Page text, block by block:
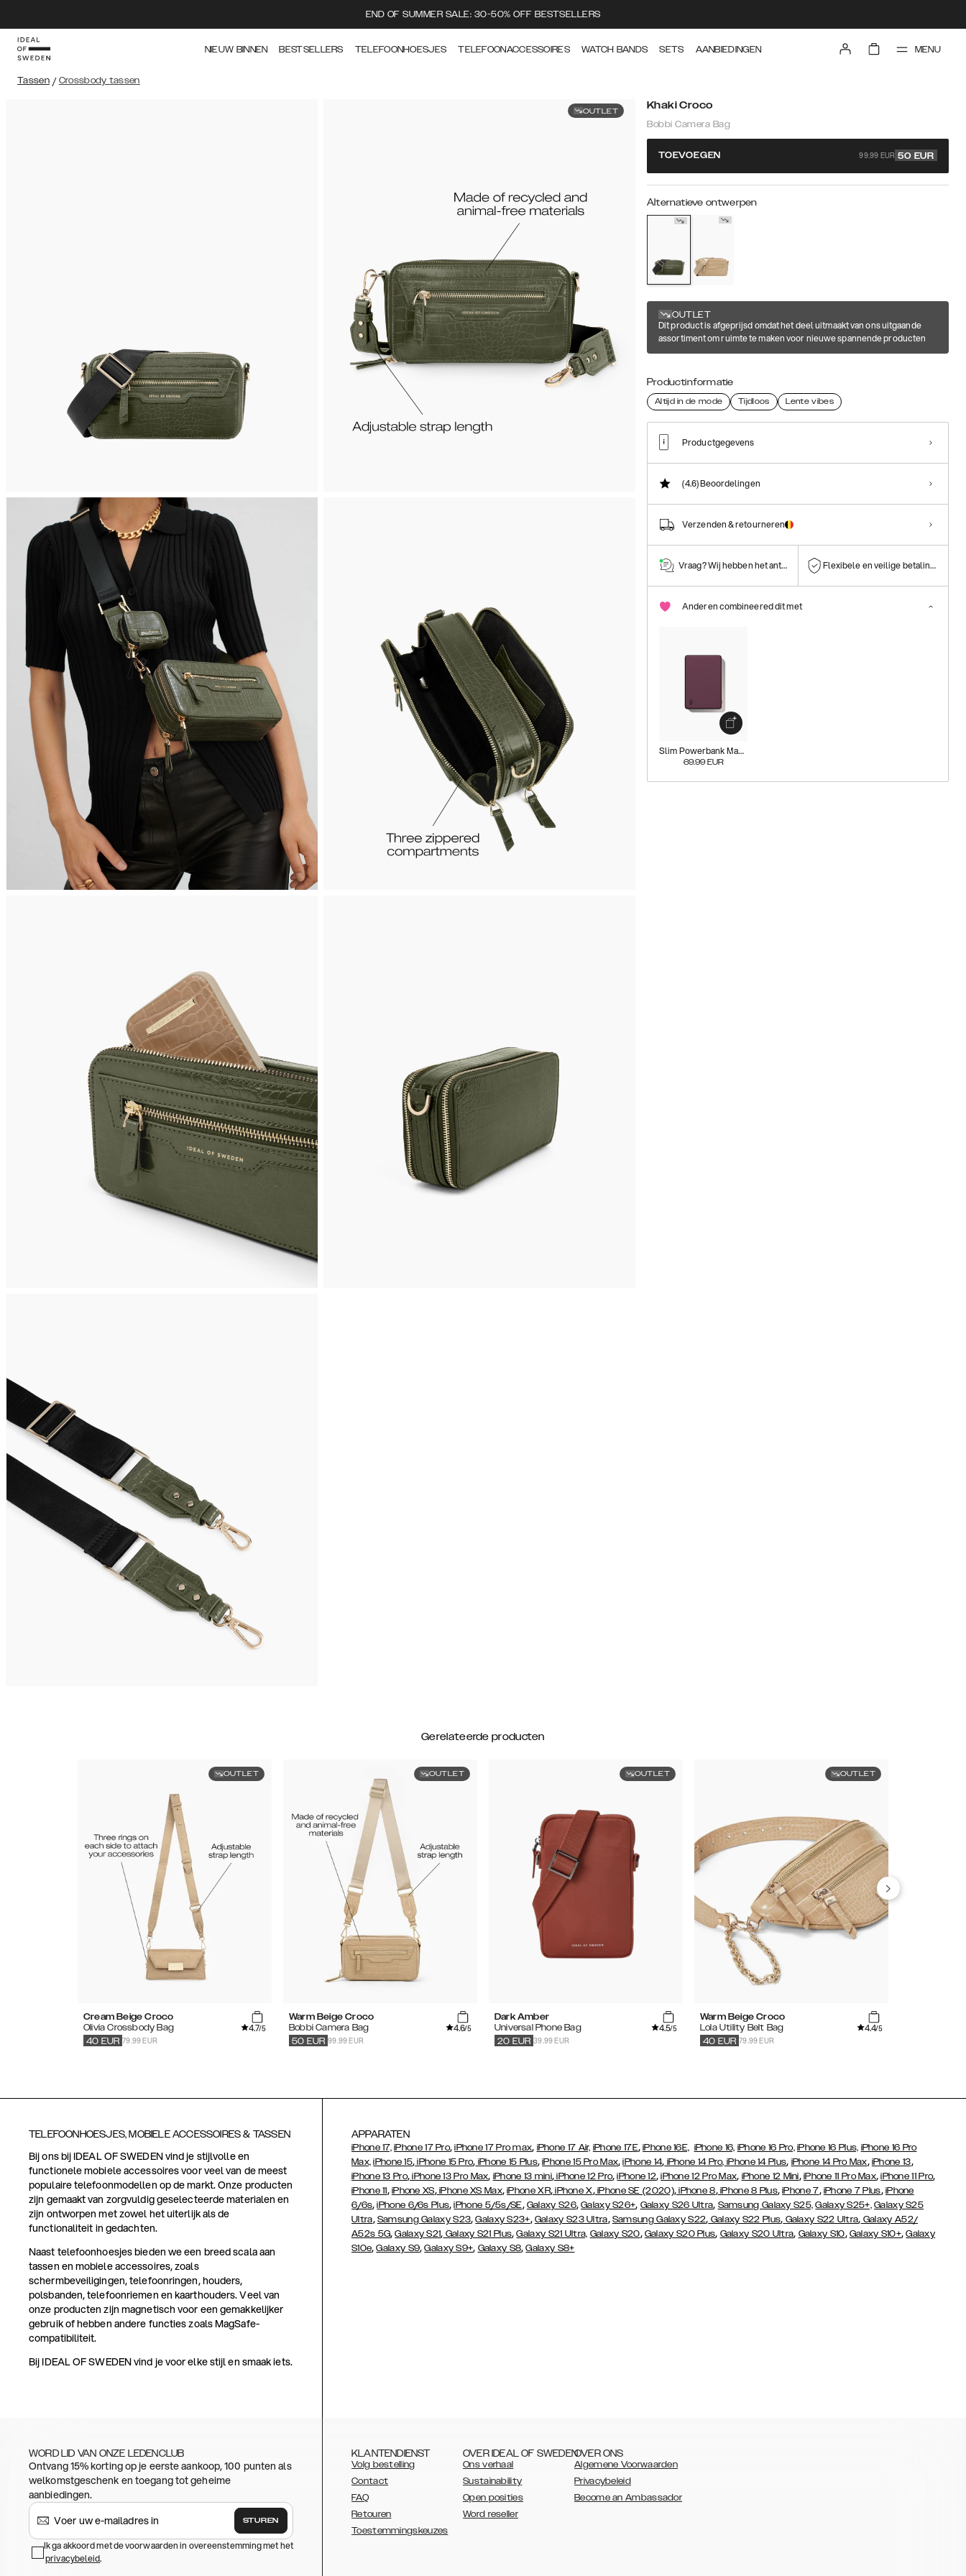
END OF SUMMER SALE: 30-50% OFF BESTSELLERS
NIEUW BINNEN BESTSELLERS TELEFOONHOESJES TELEFOONACCESSOIRES WATCH BANDS SETS AANBIEDINGEN MENU
Tassen / Crossbody tassen
OUTLET Khaki Croco
Bobbi Camera Bag
TOEVOEGEN 99.99 EUR 50 EUR
Alternatieve ontwerpen
OUTLET
Dit product is afgeprijsd omdat het deel uitmaakt van ons uitgaande
assortiment om ruimte te maken voor nieuwe spannende producten
Productinformatie
Altijd in de mode Tijdloos Lente vibes
Productgegevens
(4.6)Beoordelingen
Verzenden & retourneren
Vraag? Wij hebben het antwoord! Flexibele en veilige betalingen
Anderen combineered dit met
Slim Powerbank Magsafe
69.99 EUR
Gerelateerde producten
OUTLET
Cream Beige Croco
Olivia Crossbody Bag
4.7/5
79.99 EUR
40 EUR
OUTLET
Warm Beige Croco
Bobbi Camera Bag
4.6/5
99.99 EUR
50 EUR
OUTLET
Dark Amber
Universal Phone Bag
4.5/5
39.99 EUR
20 EUR
OUTLET
Warm Beige Croco
Lola Utility Belt Bag
4.4/5
79.99 EUR
40 EUR
TELEFOONHOESJES, MOBIELE ACCESSOIRES & TASSEN
Bij ons bij IDEAL OF SWEDEN vind je stijlvolle en
functionele mobiele accessoires voor veel van de meest
populaire telefoonmodellen op de markt. Onze producten
zijn gemaakt van zorgvuldig geselecteerde materialen en
zijn ontworpen met zowel het uiterlijk als de
functionaliteit in gedachten.
Naast telefoonhoesjes bieden we een breed scala aan
tassen en mobiele accessoires, zoals
schermbeveiligingen, telefoonringen, houders,
polsbanden, telefoonriemen en kaarthouders. Veel van
onze producten zijn magnetisch voor een gemakkelijker
gebruik of hebben andere functies zoals MagSafe-
compatibiliteit.
Bij IDEAL OF SWEDEN vind je voor elke stijl en smaak iets.
APPARATEN
iPhone 17, iPhone 17 Pro,iPhone 17 Pro max, iPhone 17 Air, iPhone 17E,iPhone 16E, iPhone 16, iPhone 16 Pro, iPhone 16 Plus, iPhone 16 Pro
Max, iPhone 15, iPhone 15 Pro, iPhone 15 Plus,iPhone 15 Pro Max,iPhone 14, iPhone 14 Pro, iPhone 14 Plus, iPhone 14 Pro Max, iPhone 13,
iPhone 13 Pro, iPhone 13 Pro Max, iPhone 13 mini,iPhone 12 Pro,iPhone 12,iPhone 12 Pro Max, iPhone 12 Mini, iPhone 11 Pro Max,iPhone 11 Pro,
iPhone 11, iPhone XS,iPhone XS Max,iPhone XR,iPhone X,iPhone SE (2020),iPhone 8,iPhone 8 Plus,iPhone 7, iPhone 7 Plus, iPhone
6/6s,iPhone 6/6s Plus,iPhone 5/5s/SE, Galaxy S26,Galaxy S26+, Galaxy S26 Ultra, Samsung Galaxy S25, Galaxy S25+, Galaxy S25
Ultra, Samsung Galaxy S23,Galaxy S23+, Galaxy S23 Ultra, Samsung Galaxy S22, Galaxy S22 Plus, Galaxy S22 Ultra, Galaxy A52/
A52s 5G,Galaxy S21, Galaxy S21 Plus,Galaxy S21 Ultra, Galaxy S20, Galaxy S20 Plus, Galaxy S20 Ultra, Galaxy S10, Galaxy S10+,Galaxy
S10e,Galaxy S9,Galaxy S9+, Galaxy S8,Galaxy S8+
WORD LID VAN ONZE LEDENCLUB
Ontvang 15% korting op je eerste aankoop, 100 punten als
welkomstgeschenk en toegang tot geheime
aanbiedingen.
STUREN
Ik ga akkoord met de voorwaarden in overeenstemming met het
privacybeleid.
KLANTENDIENST
Volg bestelling
Contact
FAQ
Retouren
Toestemmingskeuzes
OVER IDEAL OF SWEDEN
Ons verhaal
Sustainability
Open posities
Word reseller
OVER ONS
Algemene Voorwaarden
Privacybeleid
Become an Ambassador
AUSTRALIA